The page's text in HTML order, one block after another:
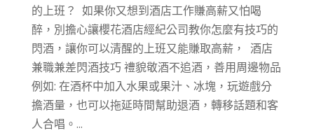
的上班？ 如果你又想到酒店工作賺高薪又怕喝
醉，別擔心讓櫻花酒店經紀公司教你怎麼有技巧的
閃酒，讓你可以清醒的上班又能賺取高薪， 酒店
兼職兼差閃酒技巧 禮貌敬酒不追酒，善用周邊物品
例如: 在酒杯中加入水果或果汁、冰塊，玩遊戲分
擔酒量，也可以拖延時間幫助退酒，轉移話題和客
人合唱。...